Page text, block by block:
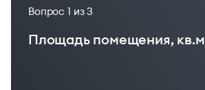
Вопрос 1 из 3
Площадь помещения, кв.м